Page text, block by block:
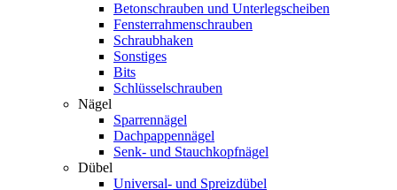
Betonschrauben und Unterlegscheiben
Fensterrahmenschrauben
Schraubhaken
Sonstiges
Bits
Schlüsselschrauben
Nägel
Sparrennägel
Dachpappennägel
Senk- und Stauchkopfnägel
Dübel
Universal- und Spreizdübel